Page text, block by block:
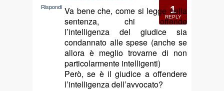
1
REPLY
Va bene che, come si legge nella
sentenza, chi offende
l’intelligenza del giudice sia
condannato alle spese (anche se
allora è meglio trovarne di non
particolarmente intelligenti)
Però, se è il giudice a offendere
l’intelligenza dell’avvocato?
Rispondi